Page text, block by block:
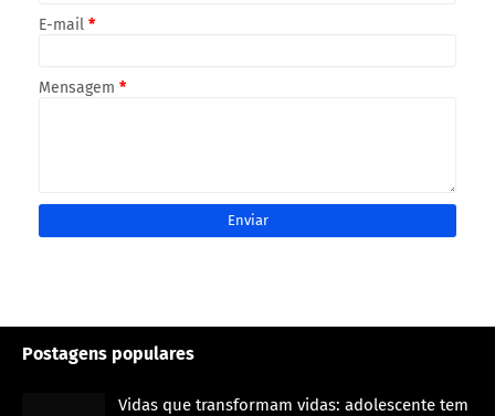
E-mail *
Mensagem *
Postagens populares
Vidas que transformam vidas: adolescente tem